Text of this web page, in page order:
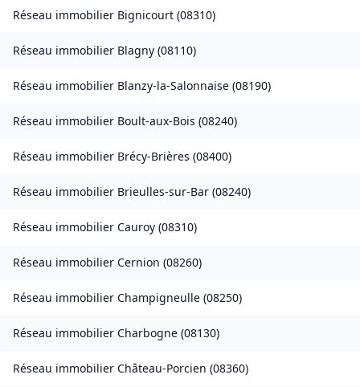
Réseau immobilier Bignicourt (08310)
Réseau immobilier Blagny (08110)
Réseau immobilier Blanzy-la-Salonnaise (08190)
Réseau immobilier Boult-aux-Bois (08240)
Réseau immobilier Brécy-Brières (08400)
Réseau immobilier Brieulles-sur-Bar (08240)
Réseau immobilier Cauroy (08310)
Réseau immobilier Cernion (08260)
Réseau immobilier Champigneulle (08250)
Réseau immobilier Charbogne (08130)
Réseau immobilier Château-Porcien (08360)